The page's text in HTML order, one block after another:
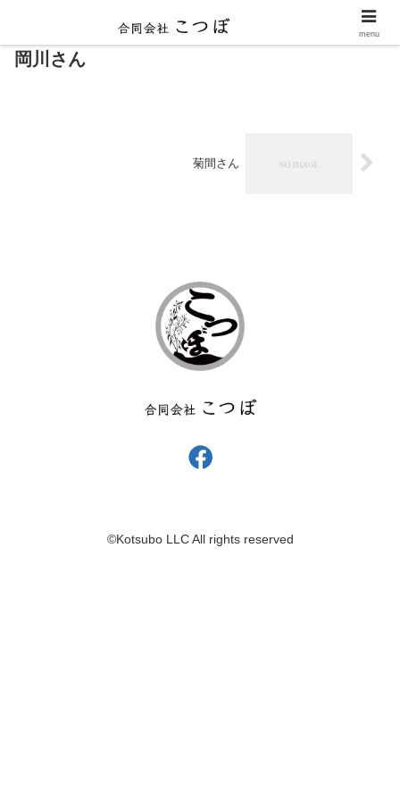
岡川さん
菊間さん
©︎Kotsubo LLC All rights reserved
menu